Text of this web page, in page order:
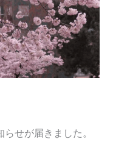
せが届きました。